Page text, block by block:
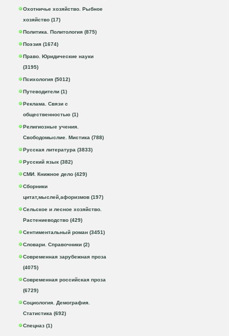
Охотничье хозяйство. Рыбное
хозяйство (17)
Политика. Политология (875)
Поэзия (1674)
Право. Юридические науки
(3195)
Психология (5012)
Путеводители (1)
Реклама. Связи с
общественностью (1)
Религиозные учения.
Свободомыслие. Мистика (788)
Русская литература (3833)
Русский язык (382)
СМИ. Книжное дело (429)
Сборники
цитат,мыслей,афоризмов (197)
Сельское и лесное хозяйство.
Растениеводство (429)
Сентиментальный роман (3451)
Словари. Справочники (2)
Современная зарубежная проза
(4075)
Современная российская проза
(6729)
Социология. Демография.
Статистика (692)
Спецназ (1)